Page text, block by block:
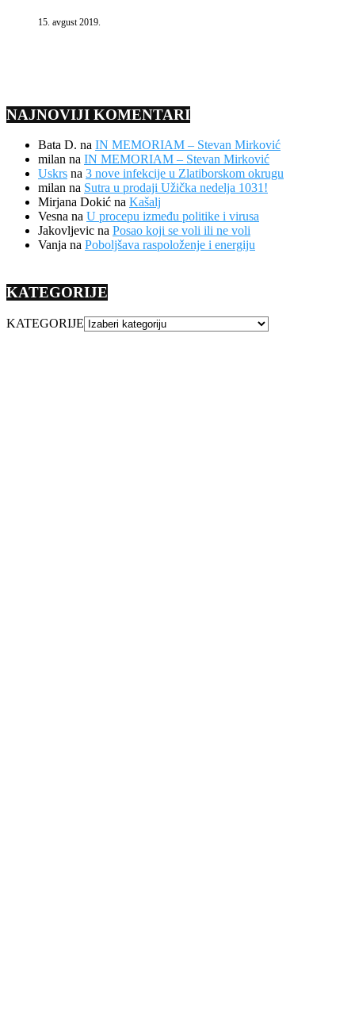
15. avgust 2019.
NAJNOVIJI KOMENTARI
Bata D. na IN MEMORIAM – Stevan Mirković
milan na IN MEMORIAM – Stevan Mirković
Uskrs na 3 nove infekcije u Zlatiborskom okrugu
milan na Sutra u prodaji Užička nedelja 1031!
Mirjana Dokić na Kašalj
Vesna na U procepu između politike i virusa
Jakovljevic na Posao koji se voli ili ne voli
Vanja na Poboljšava raspoloženje i energiju
KATEGORIJE
KATEGORIJE